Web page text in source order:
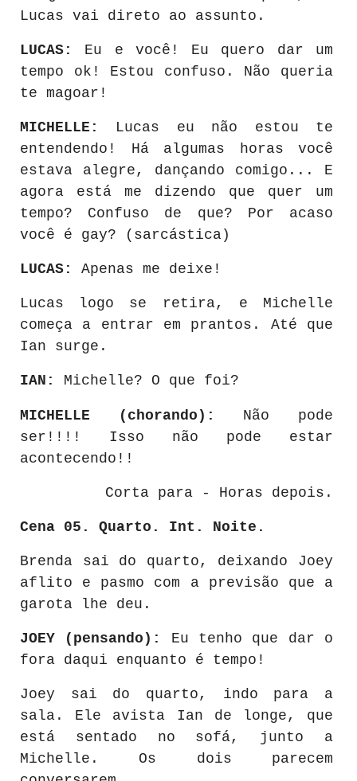
Lucas vai direto ao assunto.
LUCAS:
Eu e você! Eu quero dar um
tempo ok! Estou confuso. Não queria
te magoar!
MICHELLE:
Lucas eu não estou te
entendendo! Há algumas horas você
estava alegre, dançando comigo... E
agora está me dizendo que quer um
tempo? Confuso de que? Por acaso
você é gay? (sarcástica)
LUCAS: Apenas me deixe!
Lucas logo se retira, e Michelle
começa a entrar em prantos. Até que
Ian surge.
IAN: Michelle? O que foi?
MICHELLE (chorando):
Não pode
ser!!!! Isso não pode estar
acontecendo!!
Corta para - Horas depois.
Cena 05. Quarto. Int. Noite.
Brenda sai do quarto, deixando Joey
aflito e pasmo com a previsão que a
garota lhe deu.
JOEY (pensando):
Eu tenho que dar o
fora daqui enquanto é tempo!
Joey sai do quarto, indo para a
sala. Ele avista Ian de longe, que
está sentado no sofá, junto a
Michelle. Os dois parecem